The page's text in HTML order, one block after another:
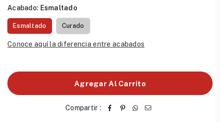
Acabado: Esmaltado
Esmaltado Curado
Conoce aquí la diferencia entre acabados
Agregar Al Carrito
Compartir :